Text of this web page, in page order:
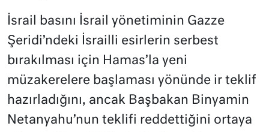
İsrail basını İsrail yönetiminin Gazze
Şeridi’ndeki İsrailli esirlerin serbest
bırakılması için Hamas’la yeni
müzakerelere başlaması yönünde ir teklif
hazırladığını, ancak Başbakan Binyamin
Netanyahu’nun teklifi reddettiğini ortaya